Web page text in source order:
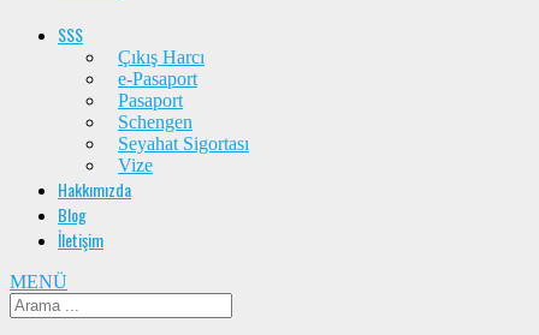
SSS
Çıkış Harcı
e-Pasaport
Pasaport
Schengen
Seyahat Sigortası
Vize
Hakkımızda
Blog
İletişim
MENÜ